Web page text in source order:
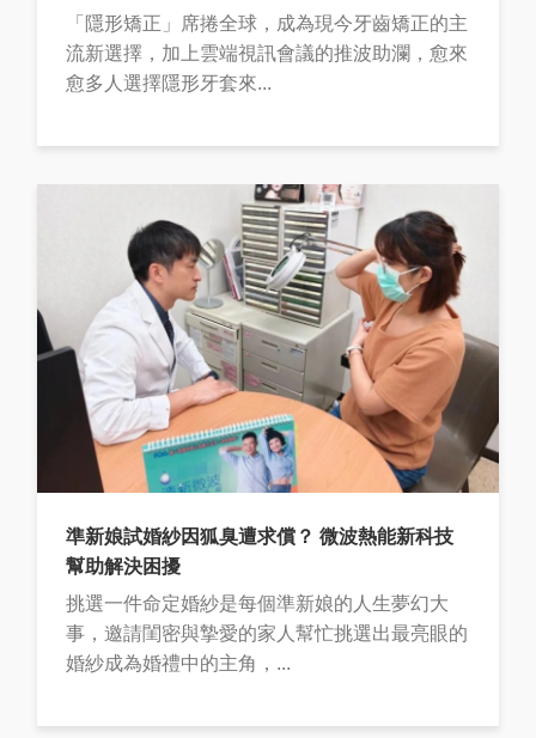
「隱形矯正」席捲全球，成為現今牙齒矯正的主
流新選擇，加上雲端視訊會議的推波助瀾，愈來
愈多人選擇隱形牙套來...
準新娘試婚紗因狐臭遭求償？ 微波熱能新科技
幫助解決困擾
挑選一件命定婚紗是每個準新娘的人生夢幻大
事，邀請閨密與摯愛的家人幫忙挑選出最亮眼的
婚紗成為婚禮中的主角，...